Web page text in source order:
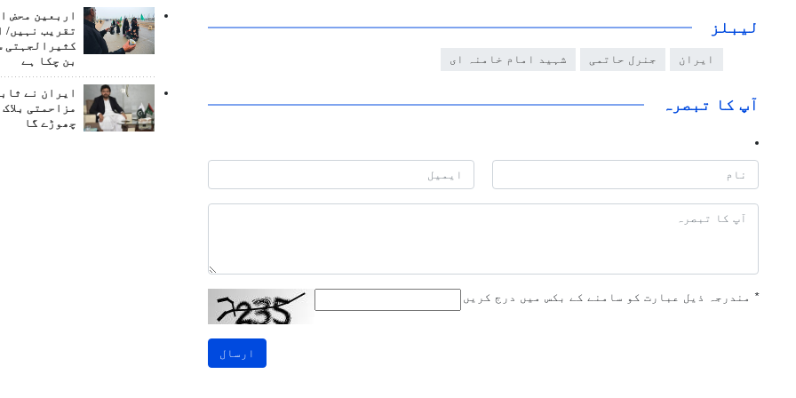
لیبلز
ایران جنرل حاتمی شہید امام خامنہ ای
آپ کا تبصرہ
* مندرجہ ذیل عبارت کو سامنے کے بکس میں درج کریں
ارسال
اربعین محض
تقریب نہیں/
کثیرالجہتی
بن چکا ہے
ایران نے
مزاحمتی
چھوڑے گا